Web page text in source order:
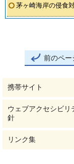
茅ヶ崎海岸の侵食
前のペー
携帯サイト
ウェブアクセシビリ
針
リンク集